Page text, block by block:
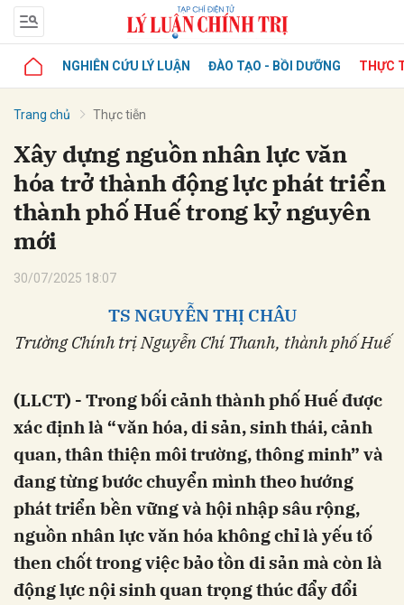
NGHIÊN CỨU LÝ LUẬN ĐÀO TẠO - BỒI DƯỠNG THỰC
Trang chủ Thực tiễn
Xây dựng nguồn nhân lực văn
hóa trở thành động lực phát triển
thành phố Huế trong kỷ nguyên
mới
30/07/2025 18:07
TS NGUYỄN THỊ CHÂU
Trường Chính trị Nguyễn Chí Thanh, thành phố Huế
(LLCT) - Trong bối cảnh thành phố Huế được
xác định là “văn hóa, di sản, sinh thái, cảnh
quan, thân thiện môi trường, thông minh” và
đang từng bước chuyển mình theo hướng
phát triển bền vững và hội nhập sâu rộng,
nguồn nhân lực văn hóa không chỉ là yếu tố
then chốt trong việc bảo tồn di sản mà còn là
động lực nội sinh quan trọng thúc đẩy đổi